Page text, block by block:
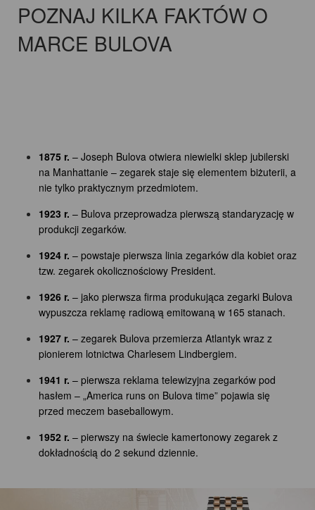
POZNAJ KILKA FAKTÓW O
MARCE BULOVA
1875 r. – Joseph Bulova otwiera niewielki sklep jubilerski
na Manhattanie – zegarek staje się elementem biżuterii, a
nie tylko praktycznym przedmiotem.
1923 r. – Bulova przeprowadza pierwszą standaryzację w
produkcji zegarków.
1924 r. – powstaje pierwsza linia zegarków dla kobiet oraz
tzw. zegarek okolicznościowy President.
1926 r. – jako pierwsza firma produkująca zegarki Bulova
wypuszcza reklamę radiową emitowaną w 165 stanach.
1927 r. – zegarek Bulova przemierza Atlantyk wraz z
pionierem lotnictwa Charlesem Lindbergiem.
1941 r. – pierwsza reklama telewizyjna zegarków pod
hasłem – „America runs on Bulova time” pojawia się
przed meczem baseballowym.
1952 r. – pierwszy na świecie kamertonowy zegarek z
dokładnością do 2 sekund dziennie.